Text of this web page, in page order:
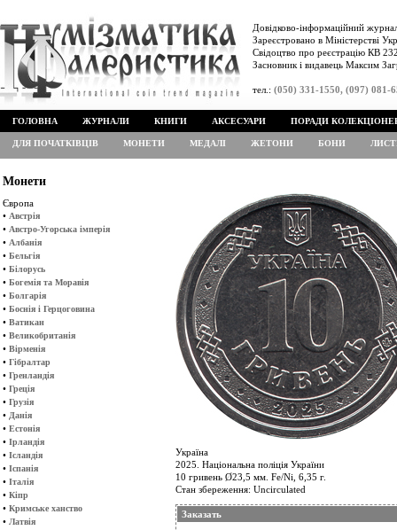
Довідково-інформаційний
Зареєстровано в Міністерстві
Свідоцтво про реєстрацію КВ
Засновник і видавець Максим
тел.: (050) 331-1550, (097) 081-
ГОЛОВНА ЖУРНАЛИ КНИГИ АКСЕСУАРИ ПОРАДИ
ДЛЯ ПОЧАТКІВЦІВ МОНЕТИ МЕДАЛІ ЖЕТОНИ БОНИ
Монети
Європа
• Австрія
• Австро-Угорська імперія
• Албанія
• Бельгія
• Білорусь
• Богемія та Моравія
• Болгарія
• Боснія і Герцоговина
• Ватикан
• Великобританія
• Вірменія
• Гібралтар
• Гренландія
• Греція
• Грузія
• Данія
• Естонія
• Ірландія
• Ісландія
• Іспанія
• Італія
• Кіпр
• Кримське ханство
• Латвія
Україна
2025. Національна поліція України
10 гривень Ø23,5 мм. Fe/Ni, 6,35 г.
Стан збереження: Uncirculated
Заказать